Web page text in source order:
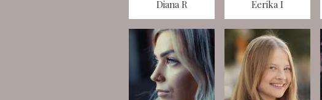
Diana R Eerika I